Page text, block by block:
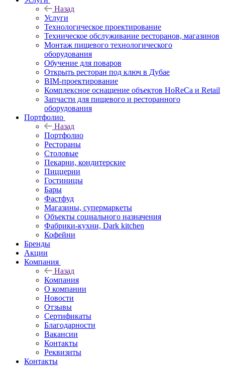
Назад
Услуги
Технологическое проектирование
Техническое обслуживание ресторанов, магазинов
Монтаж пищевого технологического
оборудования
Обучение для поваров
Открыть ресторан под ключ в Дубае
BIM-проектирование
Комплексное оснащение объектов HoReCa и Retail
Запчасти для пищевого и ресторанного
оборудования
Портфолио
Назад
Портфолио
Рестораны
Столовые
Пекарни, кондитерские
Пиццерии
Гостиницы
Бары
Фастфуд
Магазины, супермаркеты
Объекты социального назначения
Фабрики-кухни, Dark kitchen
Кофейни
Бренды
Акции
Компания
Назад
Компания
О компании
Новости
Отзывы
Сертификаты
Благодарности
Вакансии
Контакты
Реквизиты
Контакты